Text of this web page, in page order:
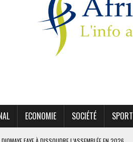
ECONOMIE SOCIÉTÉ SPORT